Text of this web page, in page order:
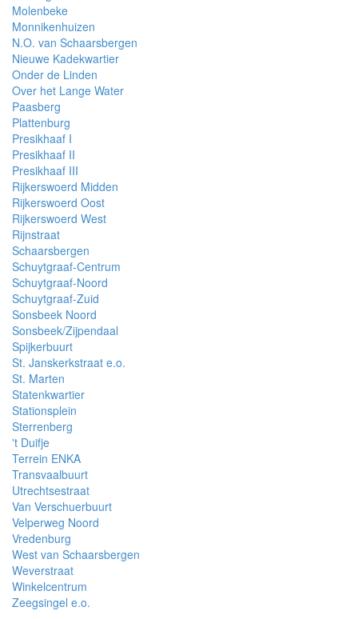
Molenbeke
Monnikenhuizen
N.O. van Schaarsbergen
Nieuwe Kadekwartier
Onder de Linden
Over het Lange Water
Paasberg
Plattenburg
Presikhaaf I
Presikhaaf II
Presikhaaf III
Rijkerswoerd Midden
Rijkerswoerd Oost
Rijkerswoerd West
Rijnstraat
Schaarsbergen
Schuytgraaf-Centrum
Schuytgraaf-Noord
Schuytgraaf-Zuid
Sonsbeek Noord
Sonsbeek/Zijpendaal
Spijkerbuurt
St. Janskerkstraat e.o.
St. Marten
Statenkwartier
Stationsplein
Sterrenberg
't Duifje
Terrein ENKA
Transvaalbuurt
Utrechtsestraat
Van Verschuerbuurt
Velperweg Noord
Vredenburg
West van Schaarsbergen
Weverstraat
Winkelcentrum
Zeegsingel e.o.